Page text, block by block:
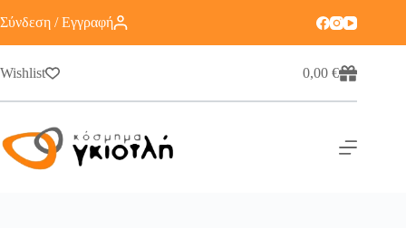
Σύνδεση / Εγγραφή
Wishlist 0,00€